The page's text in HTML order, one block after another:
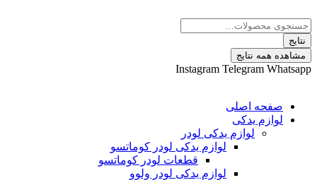
نتایج
Instagram Telegram
اصلی
یدکی
لوازم یدکی لودر
لوازم یدکی لودر کوماتسو
قطعات لودر کوماتسو
لوازم یدکی لودر ولوو